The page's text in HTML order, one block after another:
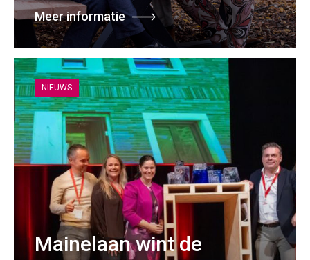
Meer informatie
NIEUWS
Mainelaan wint de